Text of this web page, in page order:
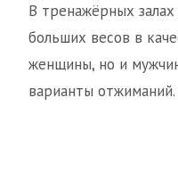
В тренажёрных
больших весов в
женщины, но и
варианты отжиманий.